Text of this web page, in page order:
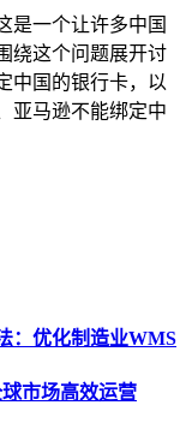
是一个让许多中国
绕这个问题展开讨
中国的银行卡，以
亚马逊不能绑定中
：优化制造业WMS
市场高效运营